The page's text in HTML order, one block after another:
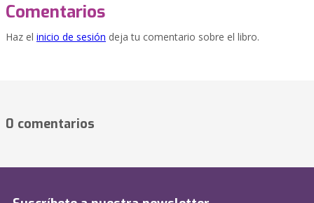
Comentarios
Haz el inicio de sesión deja tu comentario sobre el libro.
0 comentarios